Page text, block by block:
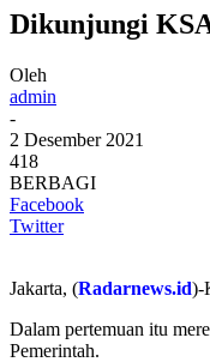
Dikunjungi
Oleh
admin
-
2 Desember 2021
418
BERBAGI
Facebook
Twitter
Jakarta, (Radarnews.id)-
Dalam pertemuan itu
Pemerintah.